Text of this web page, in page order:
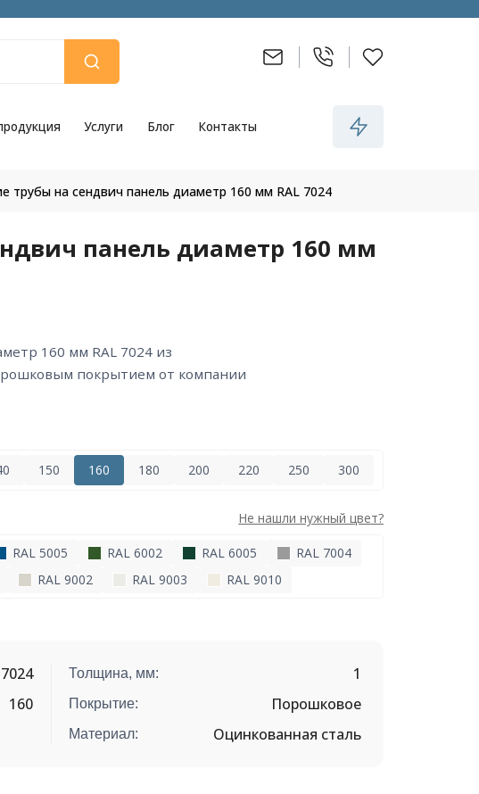
Услуги Блог Контакты
трубы на сендвич панель диаметр 160 мм RAL 7024
панель диаметр 160 мм
покрытием от компании
150 160 180 200 220 250 300
Не нашли нужный цвет?
RAL 5005 RAL 6002 RAL 6005
RAL 7004
RAL 9002 RAL 9003 RAL 9010
160
Толщина, мм: 1
Покрытие: Порошковое
Материал: Оцинкованная сталь